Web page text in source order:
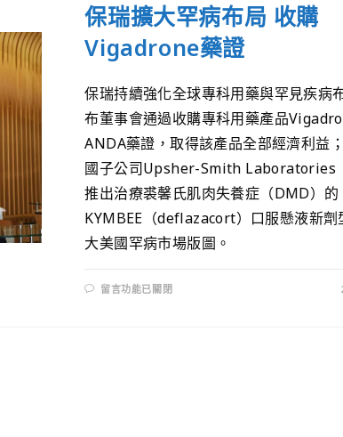
保瑞擴大罕病布局 收購
Vigadrone藥證
保瑞持續強化全球專科用藥與罕見疾病
布董事會通過收購專科用藥產品
ANDA藥證，取得該產品全部經濟利益
國子公司Upsher-Smith Laboratories
推出治療裘馨氏肌肉失養症（DMD）的
KYMBEE（deflazacort）口服懸液新劑
大美國罕病市場版圖。
留言功能已關閉